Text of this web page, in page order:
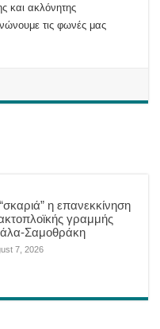
και ακλόνητης
τις φωνές μας
η επανεκκίνηση
γραμμής
Σαμοθράκη
7, 2026